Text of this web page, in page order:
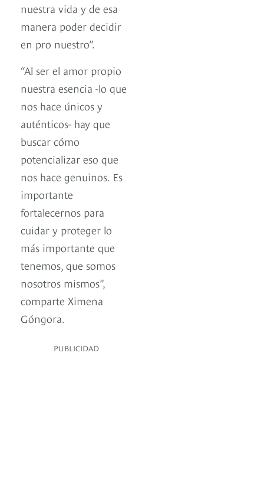
nuestra vida y de esa
manera poder decidir
en pro nuestro”.
“Al ser el amor propio
nuestra esencia -lo que
nos hace únicos y
auténticos- hay que
buscar cómo
potencializar eso que
nos hace genuinos. Es
importante
fortalecernos para
cuidar y proteger lo
más importante que
tenemos, que somos
nosotros mismos”,
comparte Ximena
Góngora.
PUBLICIDAD